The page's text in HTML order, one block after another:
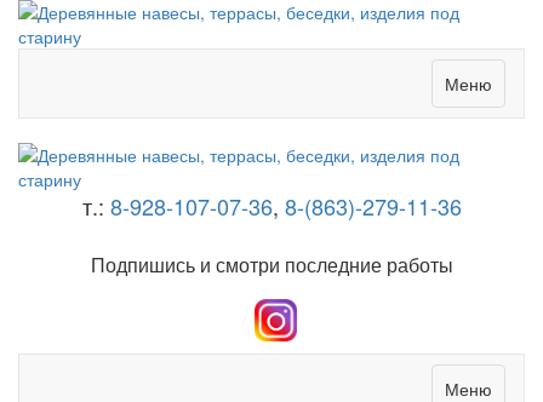
Меню
т.: 8-928-107-07-36, 8-(863)-279-11-36
Подпишись и смотри последние работы
Меню